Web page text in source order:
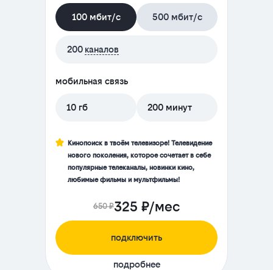
100 мбит/с 500 мбит/с
200 каналов
мобильная связь
10 гб 200 минут
Кинопоиск в твоём телевизоре! Телевидение
нового поколения, которое сочетает в себе
популярные телеканалы, новинки кино,
любимые фильмы и мультфильмы!
650 ₽325 ₽/мес
подключить
подробнее